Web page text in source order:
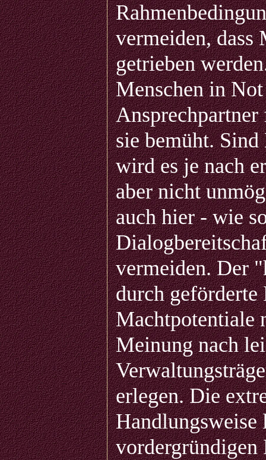
vermeiden, dass
getrieben
Menschen in
sie bemüht. Sind
wird es je nach
aber nicht
auch hier - wie
vermeiden. Der
durch geförderte
Machtpotentiale
Meinung nach
erlegen. Die
vordergründigen